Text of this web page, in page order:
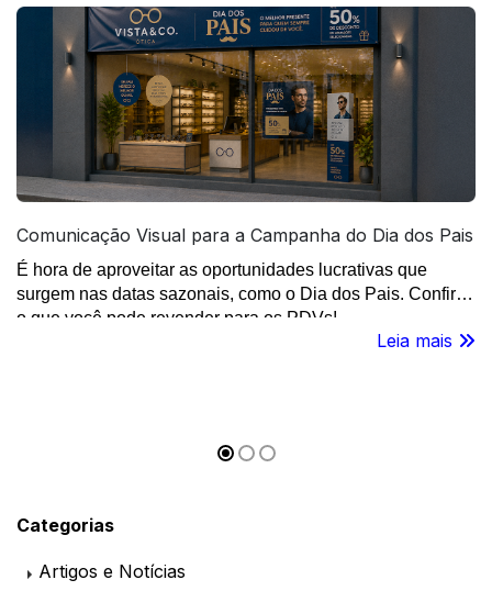
Comunicação Visual para a Campanha do Dia dos Pais
É hora de aproveitar as oportunidades lucrativas que
surgem nas datas sazonais, como o Dia dos Pais. Confira
o que você pode revender para os PDVs!
Leia mais
Categorias
Artigos e Notícias